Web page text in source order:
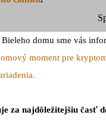
domu sme vás
moment pre
za najdôležitejšiu časť